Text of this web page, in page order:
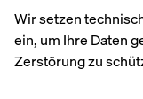
Wir setzen
ein, um Ihre Daten
Zerstörung zu